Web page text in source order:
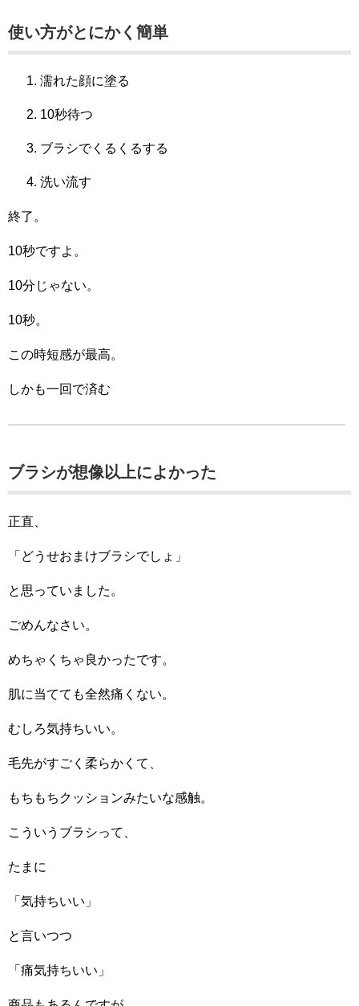
使い方がとにかく簡単
濡れた顔に塗る
10秒待つ
ブラシでくるくるする
洗い流す
終了。
10秒ですよ。
10分じゃない。
10秒。
この時短感が最高。
しかも一回で済む
ブラシが想像以上によかった
正直、
「どうせおまけブラシでしょ」
と思っていました。
ごめんなさい。
めちゃくちゃ良かったです。
肌に当てても全然痛くない。
むしろ気持ちいい。
毛先がすごく柔らかくて、
もちもちクッションみたいな感触。
こういうブラシって、
たまに
「気持ちいい」
と言いつつ
「痛気持ちいい」